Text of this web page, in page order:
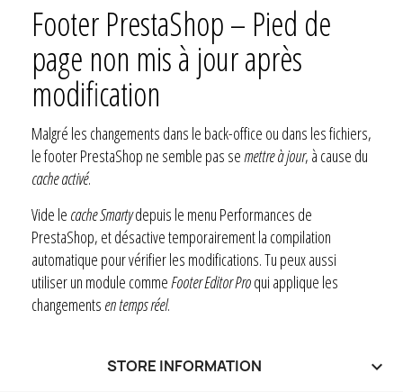
Footer PrestaShop – Pied de
page non mis à jour après
modification
Malgré les changements dans le back-office ou dans les fichiers,
le footer PrestaShop ne semble pas se mettre à jour, à cause du
cache activé.
Vide le cache Smartydepuis le menu Performances de
PrestaShop, et désactive temporairement la compilation
automatique pour vérifier les modifications. Tu peux aussi
utiliser un module commeFooter Editor Proqui applique les
changements en temps réel.
STORE INFORMATION keyboard_arrow_down